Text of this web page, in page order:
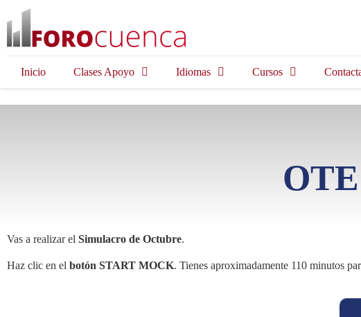
Inicio Clases Apoyo Idiomas Cursos
Vas a realizar el Simulacro de Octubre.
Haz clic en el botón START MOCK. Tienes aproximadamente 110 minutos